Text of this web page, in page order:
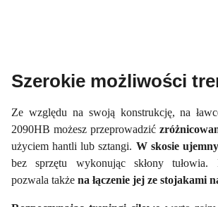
Szerokie możliwości
Ze względu na swoją konstrukcję, na
2090HB możesz przeprowadzić
użyciem hantli lub sztangi. W skosie
bez sprzętu wykonując skłony tułowia.
pozwala także na łączenie jej ze stojakami